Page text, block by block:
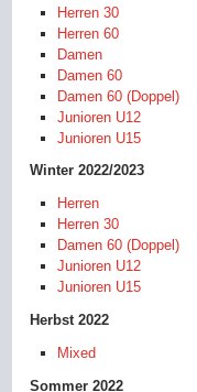
Herren 30
Herren 60
Damen
Damen 60
Damen 60 (Doppel)
Junioren U12
Junioren U15
Winter 2022/2023
Herren
Herren 30
Damen 60 (Doppel)
Junioren U12
Junioren U15
Herbst 2022
Mixed
Sommer 2022